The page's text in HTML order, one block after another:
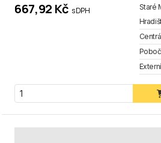
667,92 Kč s DPH
Staré